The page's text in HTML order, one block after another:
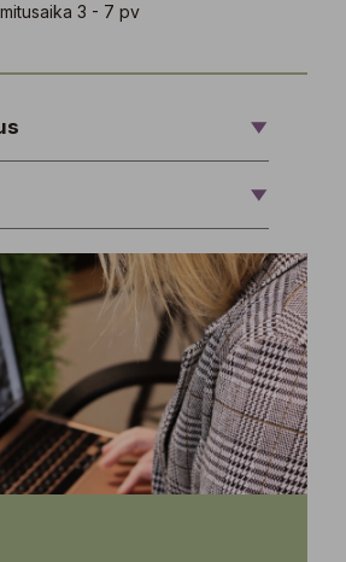
3 - 7 pv